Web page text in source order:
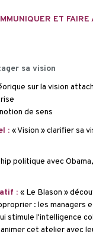
ET FAIRE
sa vision
sur la vision
de sens
: « Vision » clarifier sa
politique avec
: « Le Blason »
: les managers
stimule l'intelligence
cet atelier avec